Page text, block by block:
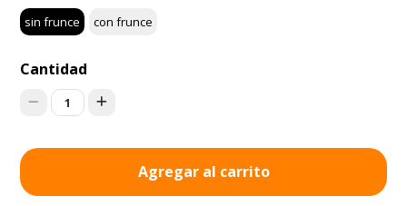
sin frunce con frunce
Cantidad
1
Agregar al carrito